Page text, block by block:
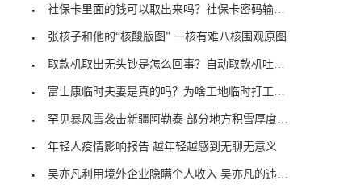
社保卡里面的钱可以取出来吗？社保卡密码输3次错了
张核子和他的“核酸版图” 一核有难八核围观原图
取款机取出无头钞是怎么回事？自动取款机吐钞没有取
富士康临时夫妻是真的吗？为啥工地临时打工的夫妻这
罕见暴风雪袭击新疆阿勒泰 部分地方积雪厚度达60厘
年轻人疫情影响报告 越年轻越感到无聊无意义
吴亦凡利用境外企业隐瞒个人收入 吴亦凡的违法事实